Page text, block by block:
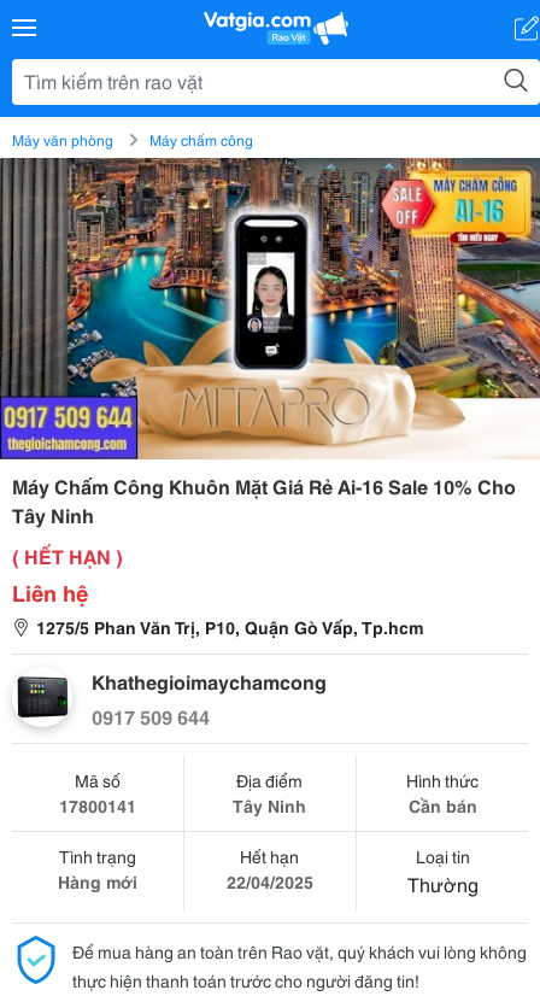
Máy văn phòng Máy chấm công
Máy Chấm Công Khuôn Mặt Giá Rẻ Ai-16 Sale 10% Cho
Tây Ninh
( HẾT HẠN )
Liên hệ
1275/5 Phan Văn Trị, P10, Quận Gò Vấp, Tp.hcm
Khathegioimaychamcong
0917 509 644
Mã số
17800141
Địa điểm
Tây Ninh
Hình thức
Cần bán
Tình trạng
Hàng mới
Hết hạn
22/04/2025
Loại tin
Thường
Để mua hàng an toàn trên Rao vặt, quý khách vui lòng không
thực hiện thanh toán trước cho người đăng tin!